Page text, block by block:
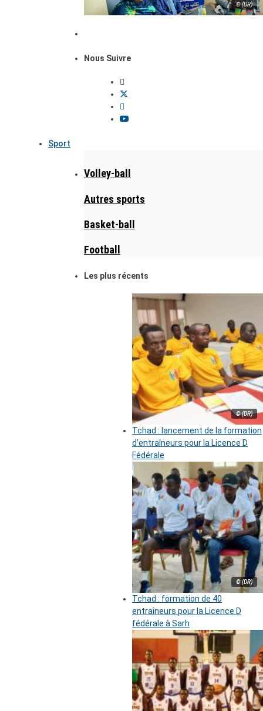
© (DR)
Nous Suivre
Sport
Volley-ball
Autres sports
Basket-ball
Football
Les plus récents
© (DR)
Tchad : lancement de la formation
d’entraîneurs pour la Licence D
Fédérale
© (DR)
Tchad : formation de 40
entraîneurs pour la Licence D
fédérale à Sarh